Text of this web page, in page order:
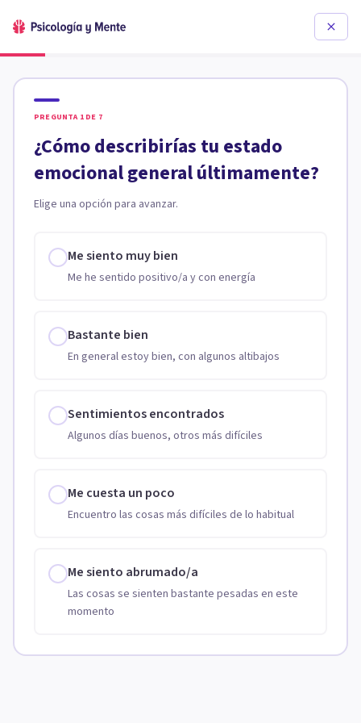
PREGUNTA 1 DE 7
¿Cómo describirías tu estado
emocional general últimamente?
Elige una opción para avanzar.
Me siento muy bien
Me he sentido positivo/a y con energía
Bastante bien
En general estoy bien, con algunos altibajos
Sentimientos encontrados
Algunos días buenos, otros más difíciles
Me cuesta un poco
Encuentro las cosas más difíciles de lo habitual
Me siento abrumado/a
Las cosas se sienten bastante pesadas en este
momento